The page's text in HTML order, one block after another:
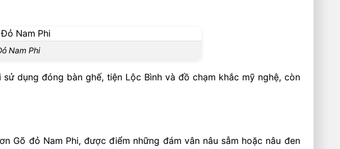
Nam Phi
dụng đóng bàn ghế, tiện Lộc Bình và đồ chạm khắc mỹ nghệ, còn
Gõ đỏ Nam Phi, được điểm những đám vân nâu sẫm hoặc nâu đen